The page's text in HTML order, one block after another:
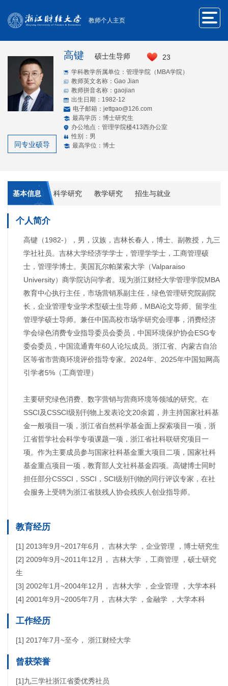
教师个人主页
高键 硕士生导师 23
学科教学所属单位：管理学院（MBA学院）
教师英文名称：Gao Jian
教师拼音名称：gaojian
出生日期：1982-12
电子邮箱： jettgao@126.com
最高学历：博士研究生
办公地点：管理学院楼413西办公室
性别：男
最高学位：博士
同专业硕导
基本信息 科学研究 教学研究 招生与就业
个人简介
高键（1982-），男，汉族，吉林长春人，博士、副教授，九三
学社社员。吉林大学经济学学士，管理学学士，工商管理硕
士，管理学博士。美国瓦尔帕莱索大学（Valparaiso
University）商学院访问学者。现为浙江财经大学管理学院MBA
教育中心执行主任，市场营销系副主任，绿色管理研究院副院
长，企业管理专业学术型硕士生导师，MBA论文导师、留学生
管理学硕士导师。兼任中国高校市场学研究会理事，消费经济
学会绿色消费专业指导委员会委员，中国环境保护协会ESG专
委会委员，中国流通青年60人论坛成员。浙江省、内蒙古自治
区等省市营商环境评价指导专家。2024年、2025年中国知网高
引学者5%（工商管理）
主要研究绿色消费、数字营销与营商环境等领域的研究。在
SSCI及CSSCI级别刊物上发表论文20余篇，并主持国家社科基
金一般项目一项，浙江省自然科学基金面上探索项目一项，浙
江省哲学社会科学专项课题一项，浙江省社科联研究项目一
项。作为主要成员参与国家社科基金重大项目二项，国家社科
基金重点项目一项，教育部人文社科基金四项。高键博士同时
担任部分CSSCI，SSCI，SCI级别刊物的同行评议专家，在社
会服务上受聘为浙江省肢残人协会残疾人创业指导师。
教育经历
[1] 2013年9月~2017年6月， 吉林大学 ，企业管理 ，博士研究生
[2] 2009年9月~2011年12月， 吉林大学 ，工商管理 ，硕士研究
生
[3] 2002年1月~2004年12月， 吉林大学 ，企业管理 ，大学本科
[4] 2001年9月~2005年7月， 吉林大学 ，金融学 ，大学本科
工作经历
[1] 2017年7月~至今， 浙江财经大学
曾获荣誉
[1]九三学社浙江省委优秀社员